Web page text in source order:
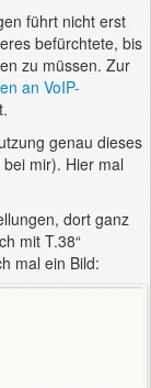
führt nicht erst
befürchtete, bis
zu müssen. Zur
an VoIP-
genau dieses
mir). Hier mal
dort ganz
mit T.38“
mal ein Bild: